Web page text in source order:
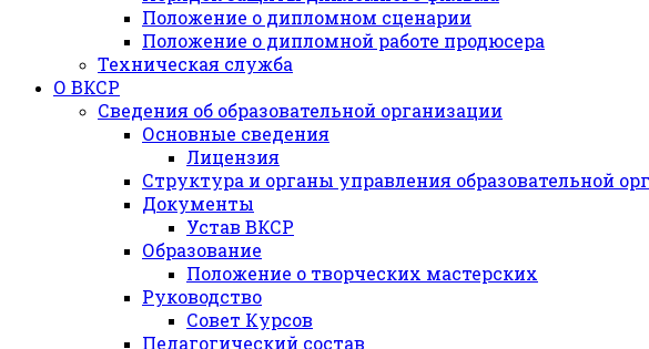
Положение о дипломном сценарии
Положение о дипломной работе продюсера
Техническая служба
О ВКСР
Сведения об образовательной организации
Основные сведения
Лицензия
Структура и органы управления образовательной
Документы
Устав ВКСР
Образование
Положение о творческих мастерских
Руководство
Совет Курсов
Педагогический состав